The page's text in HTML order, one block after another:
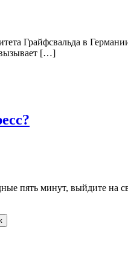
Грайфсвальда в
[…]
пять минут, выйдите на